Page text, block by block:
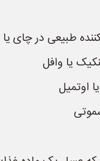
طبیعی در چای یا
یا وافل
اوتمیل